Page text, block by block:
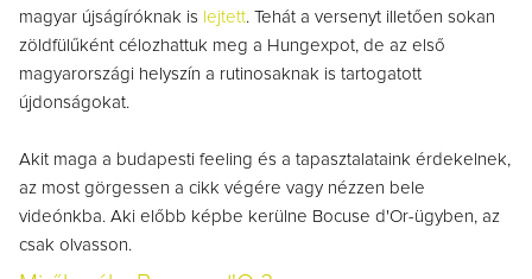
magyar újságíróknak is lejtett. Tehát a versenyt illetően sokan
zöldfülűként célozhattuk meg a Hungexpot, de az első
magyarországi helyszín a rutinosaknak is tartogatott
újdonságokat.
Akit maga a budapesti feeling és a tapasztalataink érdekelnek,
az most görgessen a cikk végére vagy nézzen bele
videónkba. Aki előbb képbe kerülne Bocuse d'Or-ügyben, az
csak olvasson.